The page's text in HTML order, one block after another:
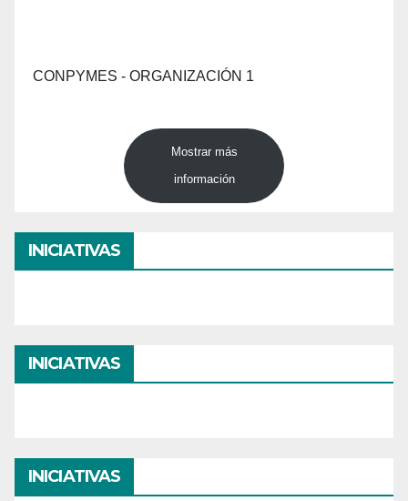
CONPYMES - ORGANIZACIÓN 1
Mostrar más
información
INICIATIVAS
INICIATIVAS
INICIATIVAS